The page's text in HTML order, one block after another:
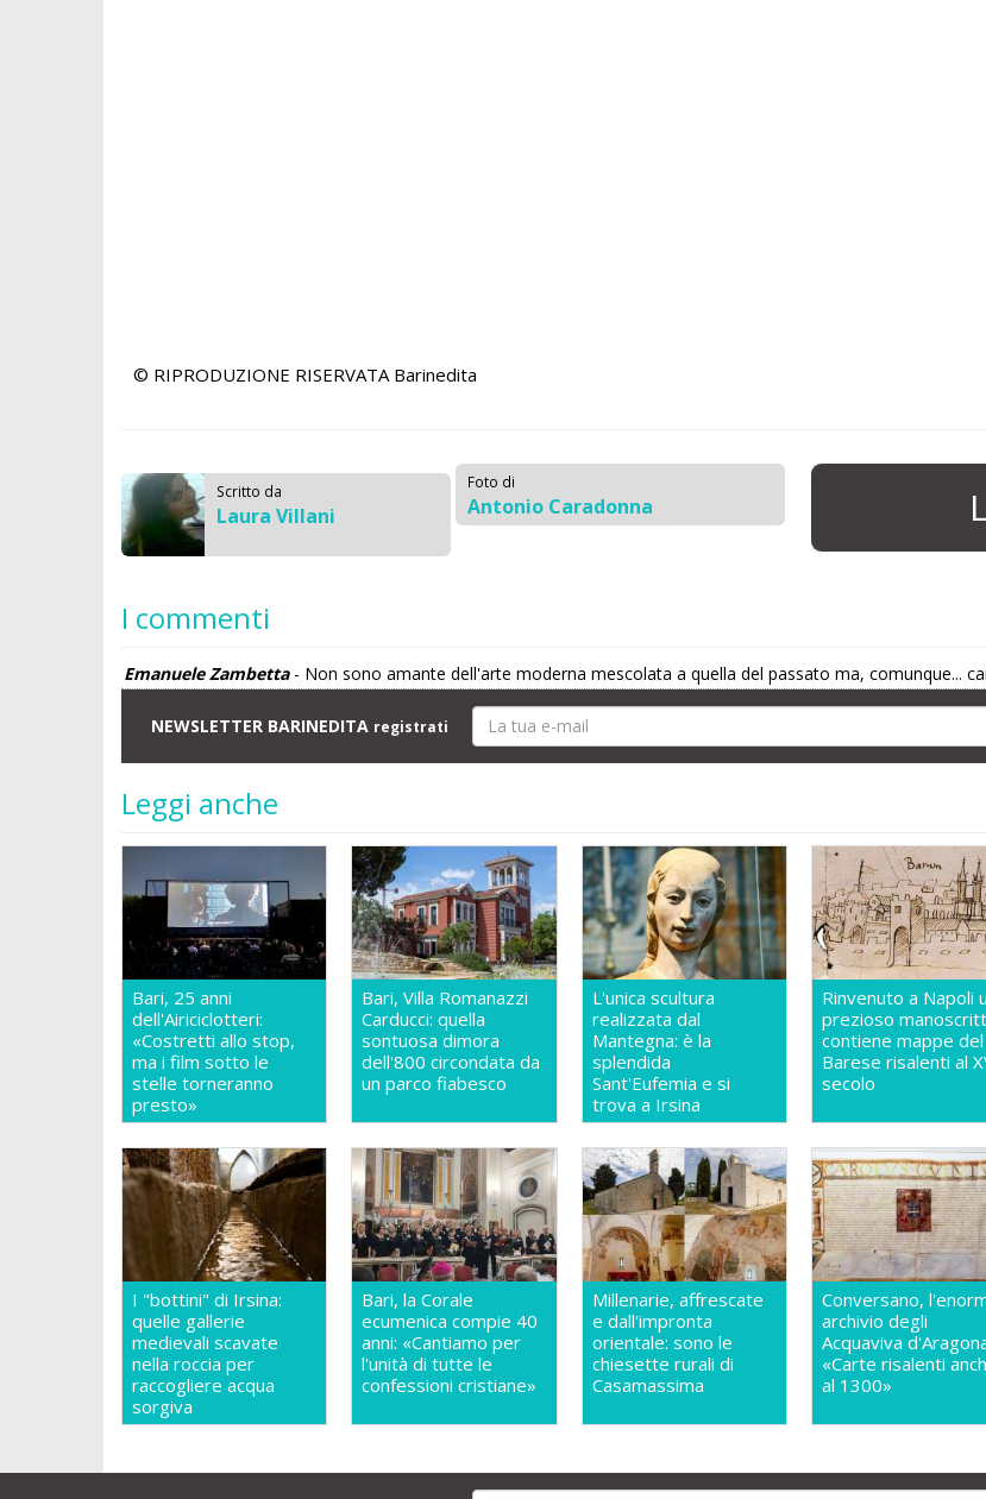
© RIPRODUZIONE RISERVATA Barinedita
Scritto da
Laura Villani
Foto di
Antonio Caradonna
I commenti
Emanuele Zambetta- Non sono amante dell'arte moderna mescolata a quella del passato ma, comunque...
NEWSLETTER BARINEDITA registrati
Leggi anche
Bari, 25 anni
dell'Airiciclotteri:
«Costretti allo stop,
ma i film sotto le
stelle torneranno
presto»
Bari, Villa Romanazzi
Carducci: quella
sontuosa dimora
dell'800 circondata da
un parco fiabesco
L'unica scultura
realizzata dal
Mantegna: è la
splendida
Sant'Eufemia e si
trova a Irsina
Rinvenuto a Napoli
prezioso
contiene mappe del
Barese risalenti al
secolo
I "bottini" di Irsina:
quelle gallerie
medievali scavate
nella roccia per
raccogliere acqua
sorgiva
Bari, la Corale
ecumenica compie 40
anni: «Cantiamo per
l'unità di tutte le
confessioni cristiane»
Millenarie, affrescate
e dall'impronta
orientale: sono le
chiesette rurali di
Casamassima
Conversano,
archivio degli
Acquaviva
«Carte risalenti
al 1300»